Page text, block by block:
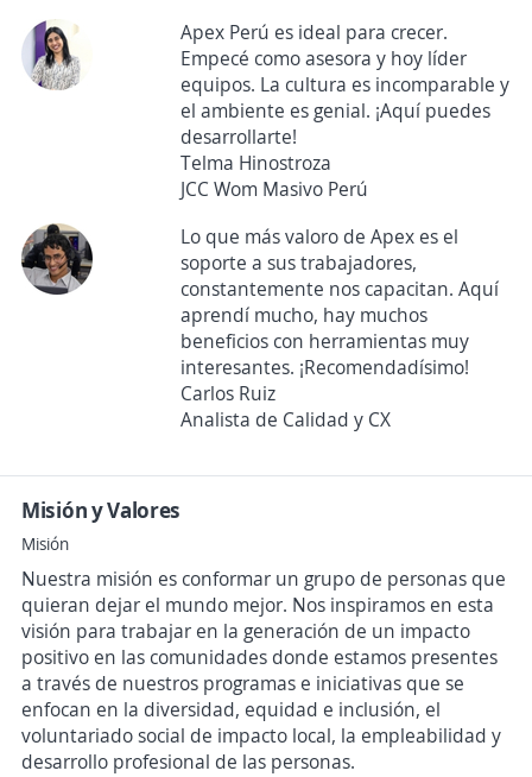
Apex Perú es ideal para crecer.
Empecé como asesora y hoy líder
equipos. La cultura es incomparable y
el ambiente es genial. ¡Aquí puedes
desarrollarte!
Telma Hinostroza
JCC Wom Masivo Perú
Lo que más valoro de Apex es el
soporte a sus trabajadores,
constantemente nos capacitan. Aquí
aprendí mucho, hay muchos
beneficios con herramientas muy
interesantes. ¡Recomendadísimo!
Carlos Ruiz
Analista de Calidad y CX
Misión y Valores
Misión
Nuestra misión es conformar un grupo de personas que
quieran dejar el mundo mejor. Nos inspiramos en esta
visión para trabajar en la generación de un impacto
positivo en las comunidades donde estamos presentes
a través de nuestros programas e iniciativas que se
enfocan en la diversidad, equidad e inclusión, el
voluntariado social de impacto local, la empleabilidad y
desarrollo profesional de las personas.